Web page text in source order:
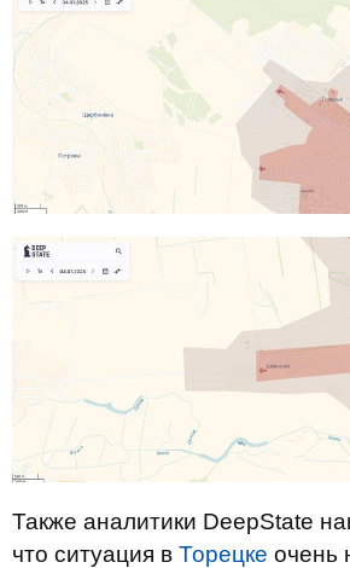
Также аналитики DeepState
что ситуация в Торецке очень